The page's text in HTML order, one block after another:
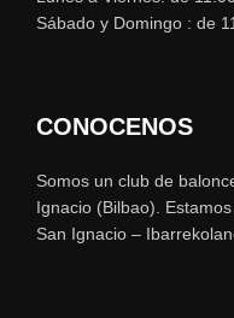
Sábado y Domingo : de
CONOCENOS
Somos un club de
Ignacio (Bilbao).
San Ignacio –